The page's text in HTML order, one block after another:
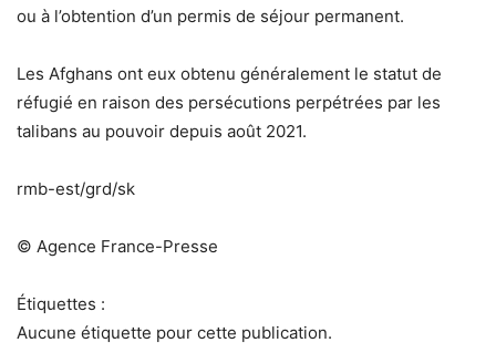
ou à l’obtention d’un permis de séjour permanent.
Les Afghans ont eux obtenu généralement le statut de
réfugié en raison des persécutions perpétrées par les
talibans au pouvoir depuis août 2021.
rmb-est/grd/sk
© Agence France-Presse
Étiquettes :
Aucune étiquette pour cette publication.